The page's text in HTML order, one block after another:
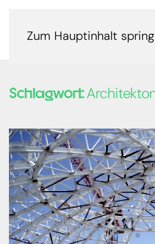
Zum Hauptinhalt
Schlagwort: